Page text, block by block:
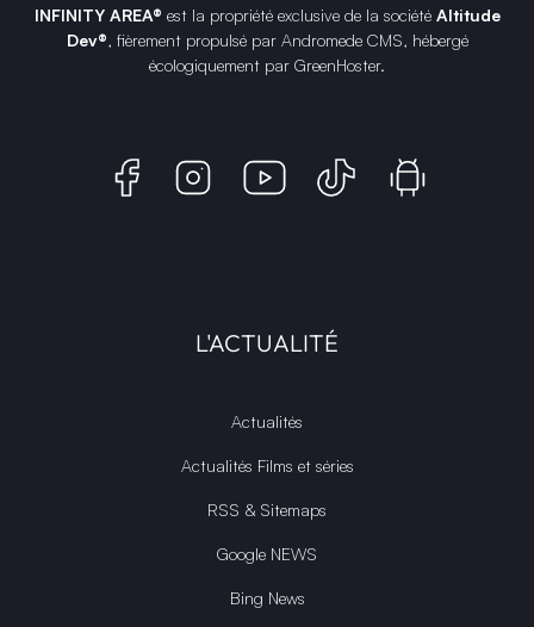
INFINITY AREA® est la propriété exclusive de la société Altitude
Dev®, fièrement propulsé par Andromede CMS, hébergé
écologiquement par GreenHoster.
L'ACTUALITÉ
Actualités
Actualités Films et séries
RSS & Sitemaps
Google NEWS
Bing News